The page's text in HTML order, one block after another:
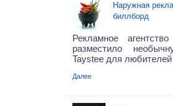
Наружная
биллборд
Рекламное
разместило
Taystee для любителей
Далее